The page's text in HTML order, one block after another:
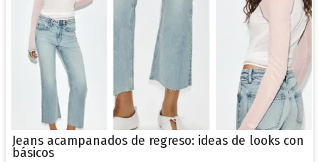
Jeans acampanados de regreso: ideas de looks con
básicos